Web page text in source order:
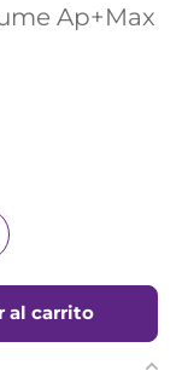
Ap+Max
al carrito